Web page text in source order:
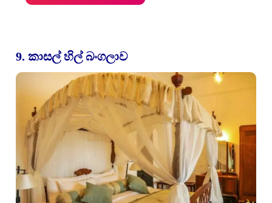
9. කාසල් හිල් බංගලාව